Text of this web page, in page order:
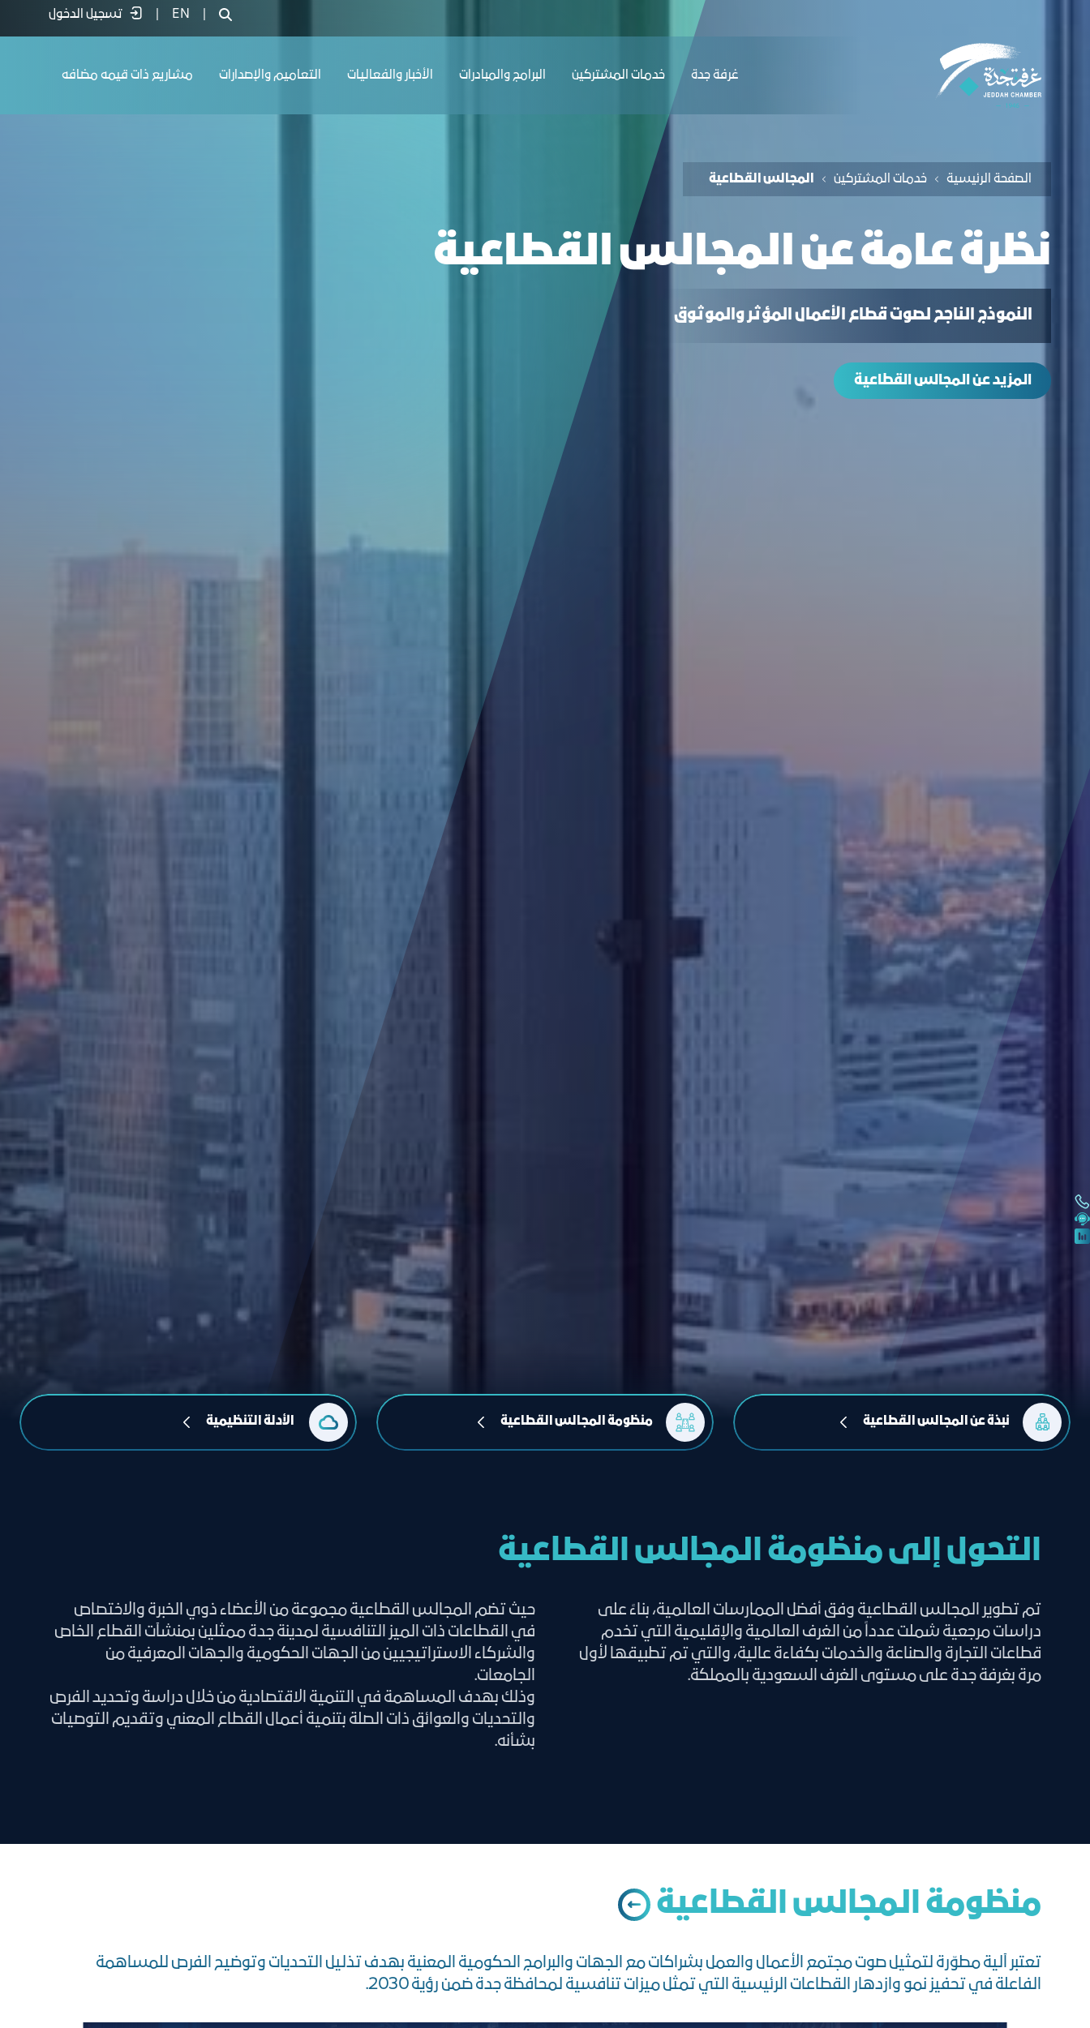
EN تسجيل الدخول
ﻏﺮﻓﺔ ﺟﺪة ﺧﺪﻣﺎت المشتركين البرامج والمبادرات الأخبار والفعاليات التعاميم والإصدارات مشاريع ذات قيمه مضافه
الصفحة الرئيسية ﺧﺪﻣﺎت المشتركين اﻟﻤﺠﺎﻟﺲ اﻟﻘﻄﺎﻋﯿﺔ
ﻧﻈﺮة ﻋﺎﻣﺔ عن المجالس القطاعية
النموذج الناجح لصوت قطاع الأعمال المؤثر والموثوق
المزيد عن المجالس القطاعية
نبذة عن المجالس القطاعية منظومة المجالس القطاعية الأدلة التنظيمية
التحول إلى منظومة المجالس القطاعية
تم تطوير المجالس القطاعية وفق أفضل الممارسات العالمية، بناءً على
دراسات مرجعية شملت عدداً من الغرف العالمية والإقليمية التي تخدم
قطاعات التجارة والصناعة والخدمات بكفاءة عالية، والتي تم تطبيقها لأول
مرة بغرفة جدة على مستوى الغرف السعودية بالمملكة.
حيث تضم المجالس القطاعية مجموعة من الأعضاء ذوي الخبرة والاختصاص
في القطاعات ذات الميز التنافسية لمدينة جدة ممثلين بمنشآت القطاع الخاص
والشركاء الاستراتيجيين من الجهات الحكومية والجهات المعرفية من
الجامعات.
وذلك بهدف المساهمة في التنمية الاقتصادية من خلال دراسة وتحديد الفرص
والتحديات والعوائق ذات الصلة بتنمية أعمال القطاع المعني وتقديم التوصيات
بشأنه.
منظومة المجالس القطاعية
تعتبر آلية مطوّرة لتمثيل صوت مجتمع الأعمال والعمل بشراكات مع الجهات والبرامج الحكومية المعنية بهدف تذليل التحديات وتوضيح الفرص للمساهمة
الفاعلة في تحفيز نمو وازدهار القطاعات الرئيسية التي تمثل ميزات تنافسية لمحافظة جدة ضمن رؤية 2030.